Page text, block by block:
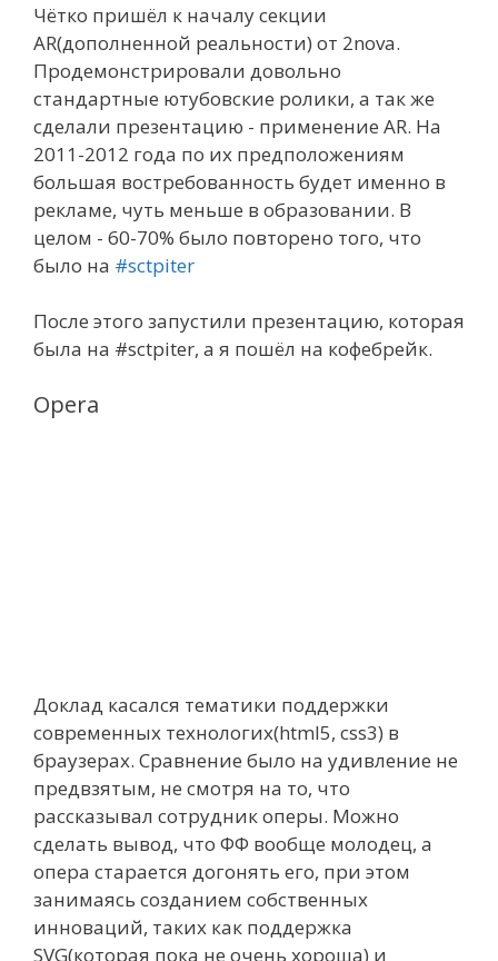
Чётко пришёл к началу секции
AR(дополненной реальности) от 2nova.
Продемонстрировали довольно
стандартные ютубовские ролики, а так же
сделали презентацию - применение AR. На
2011-2012 года по их предположениям
большая востребованность будет именно в
рекламе, чуть меньше в образовании. В
целом - 60-70% было повторено того, что
было на #sctpiter
После этого запустили презентацию, которая
была на #sctpiter, а я пошёл на кофебрейк.
Opera
Доклад касался тематики поддержки
современных технологих(html5, css3) в
браузерах. Сравнение было на удивление не
предвзятым, не смотря на то, что
рассказывал сотрудник оперы. Можно
сделать вывод, что ФФ вообще молодец, а
опера старается догонять его, при этом
занимаясь созданием собственных
инноваций, таких как поддержка
SVG(которая пока не очень хороша) и